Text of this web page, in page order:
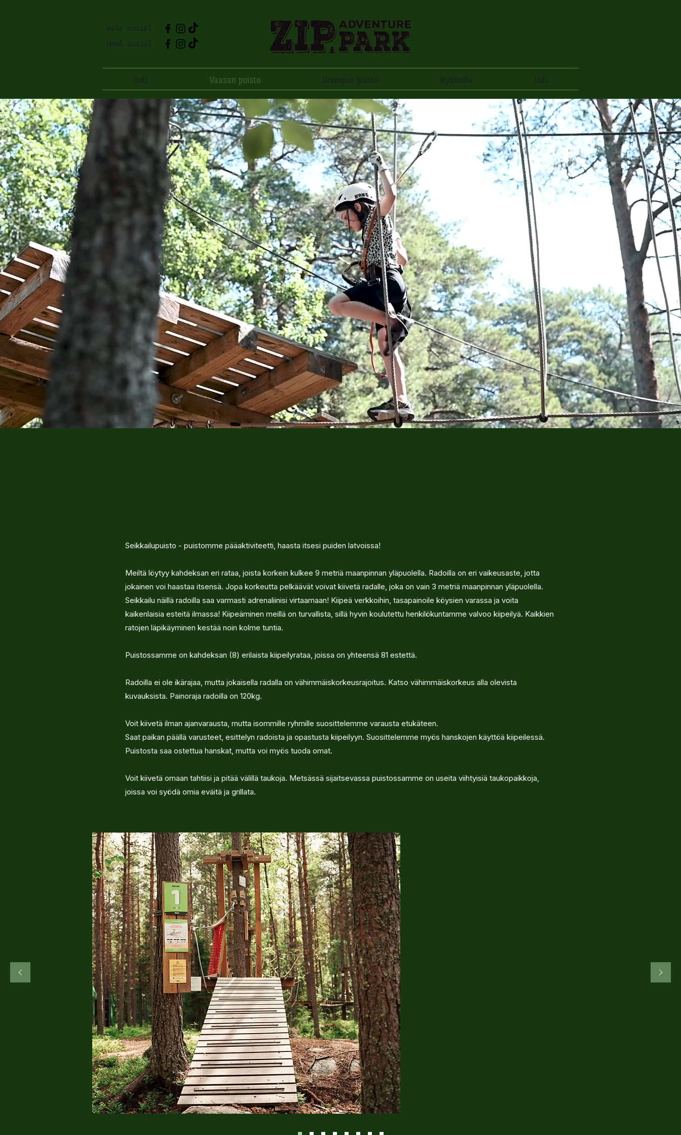
Vasa social
Umeå social
Koti Vaasan puisto Uumajan puisto Ryhmille Info
Seikkailupuisto - puistomme pääaktiviteetti, haasta itsesi puiden latvoissa!
Meiltä löytyy kahdeksan eri rataa, joista korkein kulkee 9 metriä maanpinnan yläpuolella. Radoilla on eri vaikeusaste, jotta
jokainen voi haastaa itsensä. Jopa korkeutta pelkäävät voivat kiivetä radalle, joka on vain 3 metriä maanpinnan yläpuolella.
Seikkailu näillä radoilla saa varmasti adrenaliinisi virtaamaan! Kiipeä verkkoihin, tasapainoile köysien varassa ja voita
kaikenlaisia esteitä ilmassa! Kiipeäminen meillä on turvallista, sillä hyvin koulutettu henkilökuntamme valvoo kiipeilyä. Kaikkien
ratojen läpikäyminen kestää noin kolme tuntia.
Puistossamme on kahdeksan (8) erilaista kiipeilyrataa, joissa on yhteensä 81 estettä.
Radoilla ei ole ikärajaa, mutta jokaisella radalla on vähimmäiskorkeusrajoitus. Katso vähimmäiskorkeus alla olevista
kuvauksista. Painoraja radoilla on 120kg.
Voit kiivetä ilman ajanvarausta, mutta isommille ryhmille suosittelemme varausta etukäteen.
Saat paikan päällä varusteet, esittelyn radoista ja opastusta kiipeilyyn. Suosittelemme myös hanskojen käyttöä kiipeilessä.
Puistosta saa ostettua hanskat, mutta voi myös tuoda omat.
Voit kiivetä omaan tahtiisi ja pitää välillä taukoja. Metsässä sijaitsevassa puistossamme on useita viihtyisiä taukopaikkoja,
joissa voi syödä omia eväitä ja grillata.